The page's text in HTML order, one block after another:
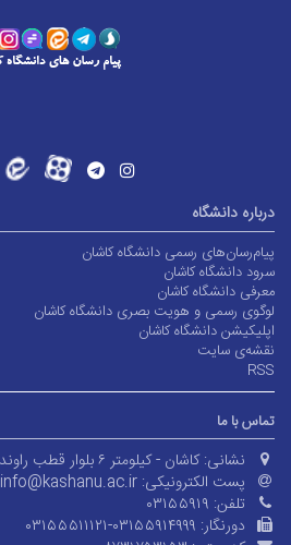
درباره دانشگاه
پیام‌رسان‌های رسمی دانشگاه کاشان
سرود دانشگاه کاشان
معرفی دانشگاه کاشان
لوگوی رسمی و هویت بصری دانشگاه کاشان
اپلیکیشن دانشگاه کاشان
نقشه‌ی سایت
RSS
تماس با ما
نشانی: کاشان - کیلومتر ۶ بلوار قطب راوندی
پست الکترونیکی: info@kashanu.ac.ir
تلفن: ۰۳۱۵۵۹۱۹
دورنگار: ۰۳۱۵۵۵۱۱۱۲۱-۰۳۱۵۵۹۱۴۹۹۹